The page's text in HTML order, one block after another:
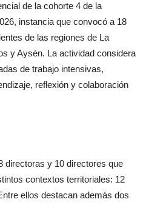
de la cohorte 4 de la
instancia que convocó a 18
de las regiones de La
y Aysén. La actividad considera
de trabajo intensivas,
reflexión y colaboración
directoras y 10 directores que
contextos territoriales: 12
ellos destacan además dos